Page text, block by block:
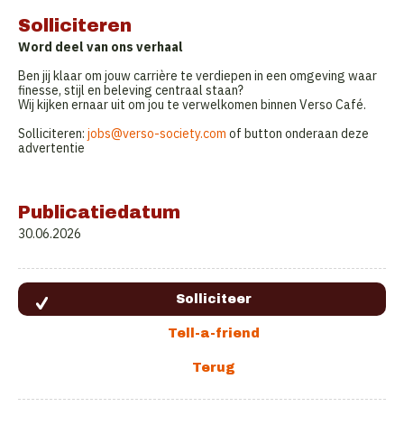
Solliciteren
Word deel van ons verhaal
Ben jij klaar om jouw carrière te verdiepen in een omgeving waar
finesse, stijl en beleving centraal staan?
Wij kijken ernaar uit om jou te verwelkomen binnen Verso Café.
Solliciteren: jobs@verso-society.com of button onderaan deze
advertentie
Publicatiedatum
30.06.2026